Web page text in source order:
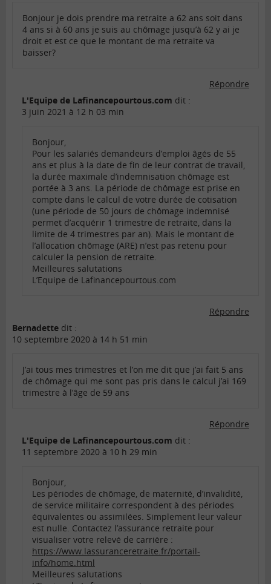
Bonjour je dois prendre ma retraite a 62 ans soit dans
4 ans si à 60 ans je suis au chômage jusqu’à 62 y ai je
droit et est ce que le montant de ma retraite va
baisser?
Répondre
L'Equipe de Lafinancepourtous.com dit :
3 juin 2021 à 12 h 03 min
Bonjour,
Pour les salariés demandeurs d’emploi âgés de 55
ans et plus à la date de fin de leur contrat de travail,
la durée maximale d’indemnisation chômage est
portée à 3 ans. La période de chômage est prise en
compte dans le calcul de votre durée de cotisation
(une période de 50 jours de chômage indemnisé
permet d’acquérir 1 trimestre de retraite, dans la
limite de 4 trimestres par an). Mais le montant de
l’allocation chômage (ARE) n’est pas retenu pour
calculer la pension de retraite.
Meilleures salutations
L’Equipe de Lafinancepourtous.com
Répondre
Bernadette dit :
10 septembre 2020 à 14 h 51 min
J’ai tous mes trimestres et l’on me dit que j’ai fait 5 ans
de chômage qui me sont pas pris dans le calcul j’ai 169
trimestre à l’âge de 59 ans
Répondre
L'Equipe de Lafinancepourtous.com dit :
11 septembre 2020 à 10 h 29 min
Bonjour,
Les périodes de chômage, de maternité, d’invalidité,
de service militaire correspondent à des périodes
équivalentes ou assimilées. Simplement leur valeur
est nulle. Contactez l’assurance retraite pour
visualiser votre relevé de carrière :
https://www.lassuranceretraite.fr/portail-
info/home.html
Meilleures salutations